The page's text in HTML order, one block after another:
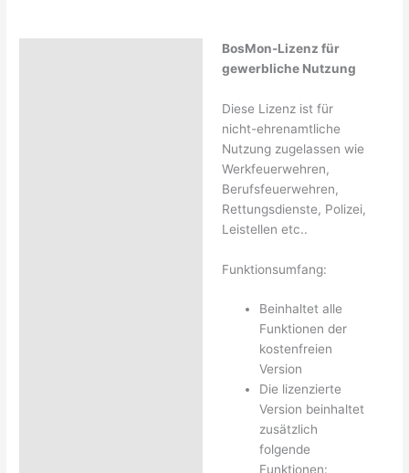
BosMon-Lizenz für
gewerbliche Nutzung
Diese Lizenz ist für
nicht-ehrenamtliche
Nutzung zugelassen wie
Werkfeuerwehren,
Berufsfeuerwehren,
Rettungsdienste, Polizei,
Leistellen etc..
Funktionsumfang:
Beinhaltet alle
Funktionen der
kostenfreien
Version
Die lizenzierte
Version beinhaltet
zusätzlich
folgende
Funktionen: